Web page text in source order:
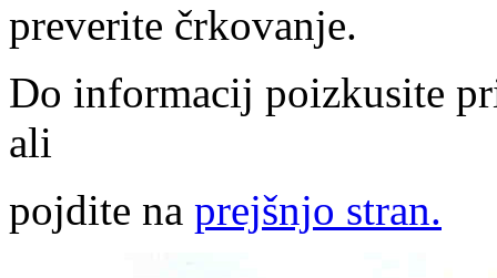
preverite črkovanje.
Do informacij poizkusite
ali
pojdite na prejšnjo stran.